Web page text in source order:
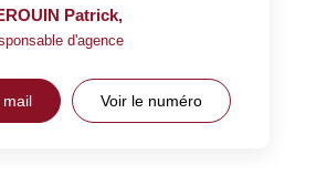
Patrick,
d'agence
Voir le numéro